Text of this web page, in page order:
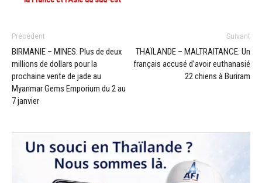
Précédent
BIRMANIE – MINES: Plus de deux
millions de dollars pour la
prochaine vente de jade au
Myanmar Gems Emporium du 2 au
7 janvier
Suivant
THAÏLANDE – MALTRAITANCE: Un
français accusé d’avoir euthanasié
22 chiens à Buriram